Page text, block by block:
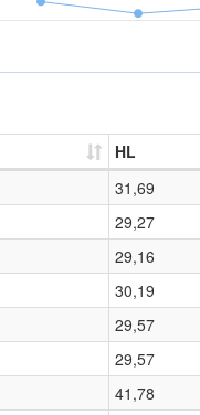
HL
31,69
29,27
29,16
30,19
29,57
29,57
41,78